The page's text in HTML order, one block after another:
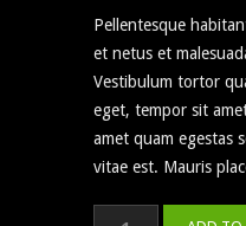
Pellentesque
et netus et
Vestibulum tortor
eget, tempor sit
amet quam egestas
vitae est. Mauris